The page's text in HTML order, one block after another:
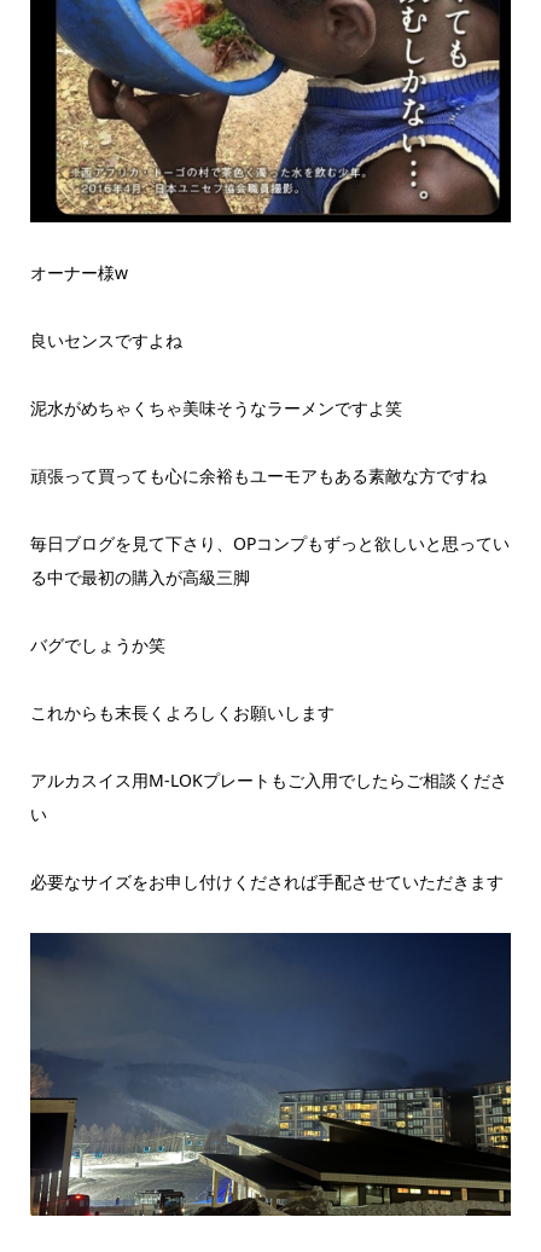
オーナー様w
良いセンスですよね
泥水がめちゃくちゃ美味そうなラーメンですよ笑
頑張って買っても心に余裕もユーモアもある素敵な方ですね
毎日ブログを見て下さり、OPコンプもずっと欲しいと思ってい
る中で最初の購入が高級三脚
バグでしょうか笑
これからも末長くよろしくお願いします
アルカスイス用M-LOKプレートもご入用でしたらご相談くださ
い
必要なサイズをお申し付けくだされば手配させていただきます